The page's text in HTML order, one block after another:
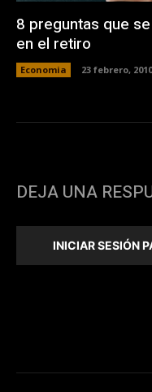
8 preguntas que
en el retiro
Economia 23 febrero, 2010
DEJA UNA
INICIAR SESIÓN